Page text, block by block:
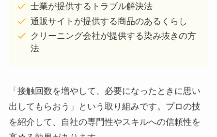
士業が提供するトラブル解決法
通販サイトが提供する商品のあるくらし
クリーニング会社が提供する染み抜きの方
法
「接触回数を増やして、必要になったときに思い
出してもらおう」という取り組みです。プロの技
を紹介して、自社の専門性やスキルへの信頼性を